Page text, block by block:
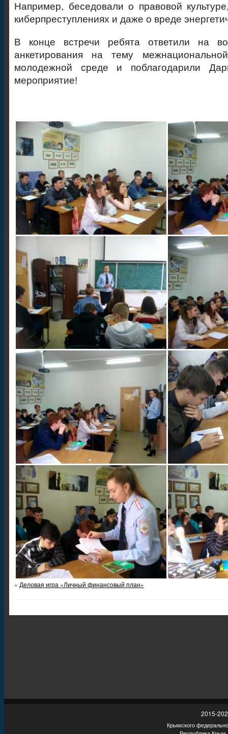
Например, беседовали о правовой
киберпреступлениях и даже о вреде
В конце встречи ребята ответили на
анкетирования на тему
молодежной среде и поблагодарили
мероприятие!
« Деловая игра «Личный финансовый план»
2015-
Крымского